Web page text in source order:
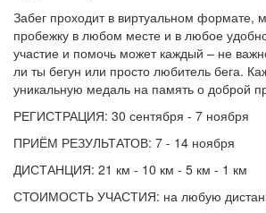
Забег проходит в виртуальном формате,
пробежку в любом месте и в любое
участие и помочь может каждый – не
ли ты бегун или просто любитель бега.
уникальную медаль на память о доброй
РЕГИСТРАЦИЯ: 30 сентября - 7 ноября
ПРИЁМ РЕЗУЛЬТАТОВ: 7 - 14 ноября
ДИСТАНЦИЯ: 21 км - 10 км - 5 км - 1 км
СТОИМОСТЬ УЧАСТИЯ: на любую